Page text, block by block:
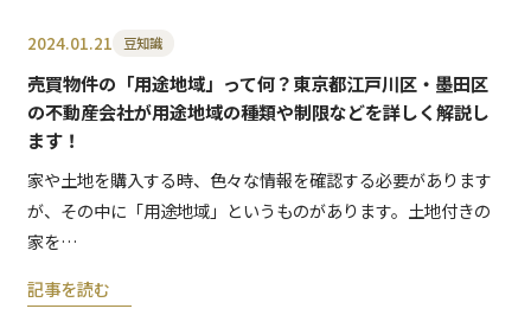
2024.01.21 豆知識
売買物件の「用途地域」って何？東京都江戸川区・墨田区
の不動産会社が用途地域の種類や制限などを詳しく解説し
ます！
家や土地を購入する時、色々な情報を確認する必要があります
が、その中に「用途地域」というものがあります。土地付きの
家を…
記事を読む